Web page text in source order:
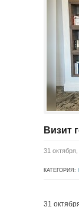
Визит
31
КАТЕГОРИЯ:
31